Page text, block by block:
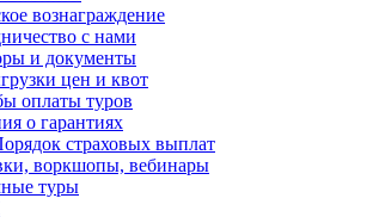
вознаграждение
с нами
и документы
цен и квот
оплаты туров
о гарантиях
страховых выплат
воркшопы, вебинары
туры